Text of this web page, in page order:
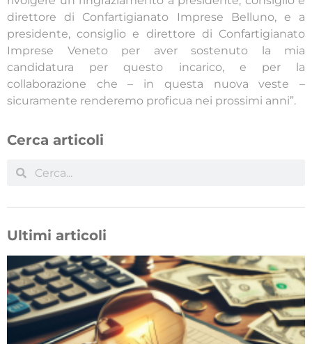
direttore di Confartigianato Imprese Belluno, e a
presidente, consiglio e direttore di Confartigianato
Imprese Veneto per aver sostenuto la mia
candidatura per questo incarico, e per la
collaborazione che – in questa nuova veste –
sicuramente renderemo proficua nei prossimi anni”.
Cerca articoli
Ultimi articoli